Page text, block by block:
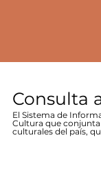
Consulta
El Sistema de
Cultura que
culturales del país,